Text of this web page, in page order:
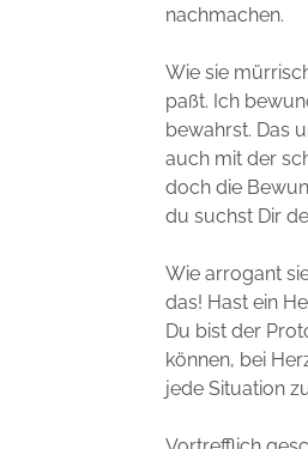
nachmachen.
Wie sie
paßt. Ich
bewahrst. Das
auch mit der
doch die
du suchst Dir
Wie arrogant
das! Hast ein
Du bist der
können, bei
jede Situation